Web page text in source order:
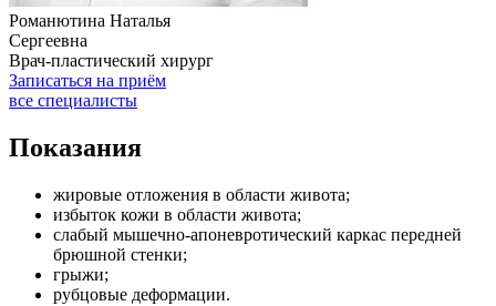
Романютина Наталья
Сергеевна
Врач-пластический хирург
Записаться на приём
все специалисты
Показания
жировые отложения в области живота;
избыток кожи в области живота;
слабый мышечно-апоневротический каркас передней
брюшной стенки;
грыжи;
рубцовые деформации.